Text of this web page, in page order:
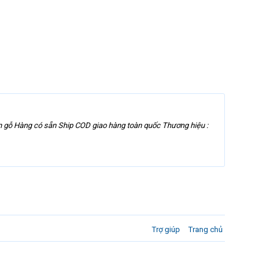
Hàng có sẵn Ship COD giao hàng toàn quốc Thương hiệu :
Trợ giúp Trang chủ